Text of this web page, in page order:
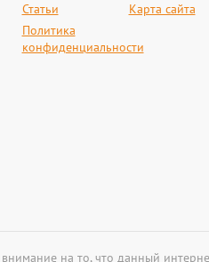
Статьи
Карта сайта
Политика
конфиденциальности
на то, что данный